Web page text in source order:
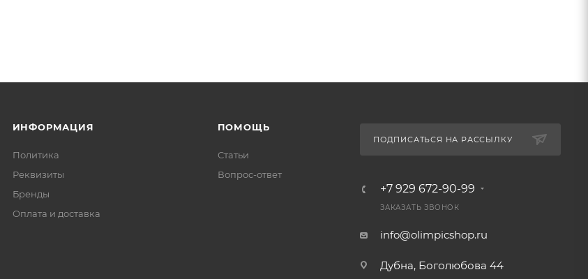
ИНФОРМАЦИЯ
Политика
Реквизиты
Бренды
Оплата и доставка
ПОМОЩЬ
Статьи
Вопрос-ответ
ПОДПИСАТЬСЯ НА РАССЫЛКУ
+7 929 672-90-99
ЗАКАЗАТЬ ЗВОНОК
info@olimpicshop.ru
Дубна, Боголюбова 44